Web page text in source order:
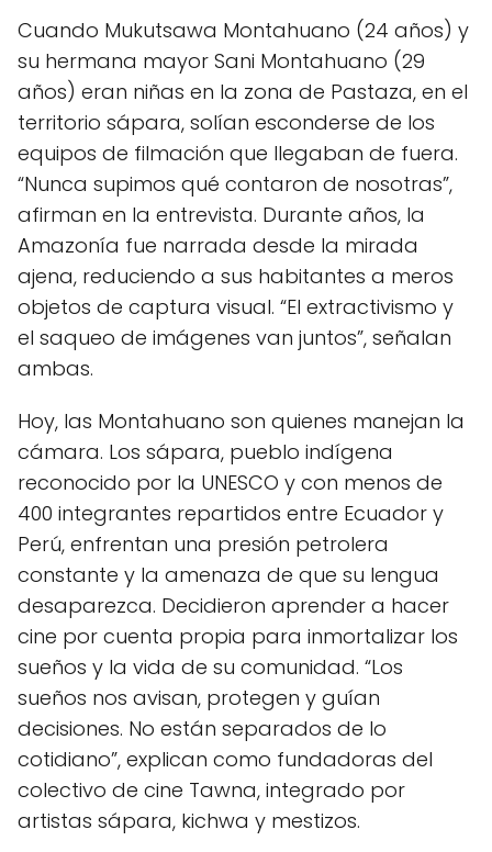
Cuando Mukutsawa Montahuano (24 años) y
su hermana mayor Sani Montahuano (29
años) eran niñas en la zona de Pastaza, en el
territorio sápara, solían esconderse de los
equipos de filmación que llegaban de fuera.
“Nunca supimos qué contaron de nosotras”,
afirman en la entrevista. Durante años, la
Amazonía fue narrada desde la mirada
ajena, reduciendo a sus habitantes a meros
objetos de captura visual. “El extractivismo y
el saqueo de imágenes van juntos”, señalan
ambas.
Hoy, las Montahuano son quienes manejan la
cámara. Los sápara, pueblo indígena
reconocido por la UNESCO y con menos de
400 integrantes repartidos entre Ecuador y
Perú, enfrentan una presión petrolera
constante y la amenaza de que su lengua
desaparezca. Decidieron aprender a hacer
cine por cuenta propia para inmortalizar los
sueños y la vida de su comunidad. “Los
sueños nos avisan, protegen y guían
decisiones. No están separados de lo
cotidiano”, explican como fundadoras del
colectivo de cine Tawna, integrado por
artistas sápara, kichwa y mestizos.